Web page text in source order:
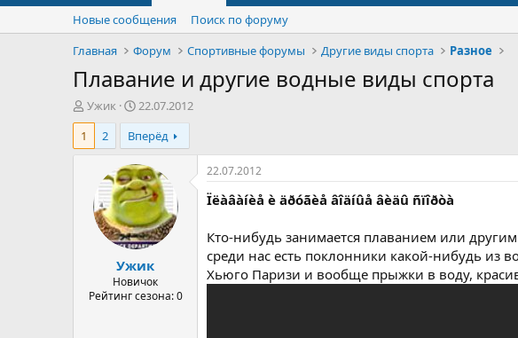
Новые сообщения
Поиск по форуму
Главная
Форум Спортивные форумы Другие виды спорта Разное
Плавание и другие водные виды спорта
А
в
о
м
Ужик
Д
а
т
а
н
а
ч
л
а
22.07.2012
1
2 Вперёд
Ужик
Новичок
Рейтинг сезона: 0
22.07.2012
Ïëàâàíèå è äðóãèå âîäíûå âèäû ñïîðòà
Кто-нибудь занимается плаванием или
среди нас есть поклонники какой-нибудь из
Хьюго Паризи и вообще прыжки в воду,